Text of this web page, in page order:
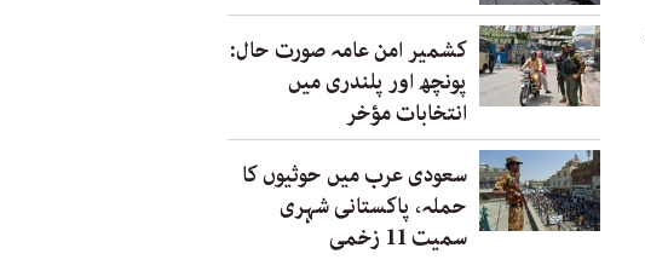
کشمیر امن عامہ صورت حال:
پونچھ اور پلندری میں
انتخابات مؤخر
سعودی عرب میں حوثیوں کا
حملہ، پاکستانی شہری
سمیت 11 زخمی